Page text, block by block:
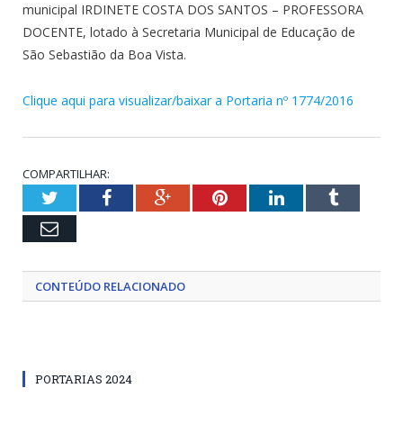
municipal IRDINETE COSTA DOS SANTOS – PROFESSORA
DOCENTE, lotado à Secretaria Municipal de Educação de
São Sebastião da Boa Vista.
Clique aqui para visualizar/baixar a Portaria nº 1774/2016
COMPARTILHAR:
TwitterFacebookGoogle+PinterestLinkedInTumblr
Email
CONTEÚDO RELACIONADO
PORTARIAS 2024